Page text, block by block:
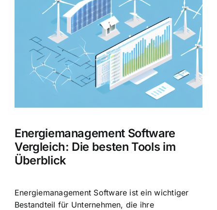
Energiemanagement Software
Vergleich: Die besten Tools im
Überblick
Energiemanagement Software ist ein wichtiger
Bestandteil für Unternehmen, die ihre